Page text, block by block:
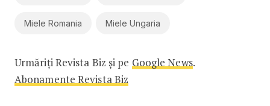
Miele Romania Miele Ungaria
Urmăriți Revista Biz și pe Google News.
Abonamente Revista Biz